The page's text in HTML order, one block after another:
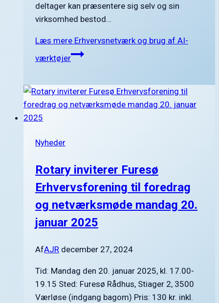
deltager kan præsentere sig selv og sin
virksomhed bestod…
Læs mere Erhvervsnetværk og brug af AI-
værktøjer
Nyheder
Rotary inviterer Furesø
Erhvervsforening til foredrag
og netværksmøde mandag 20.
januar 2025
AfAJR december 27, 2024
Tid: Mandag den 20. januar 2025, kl. 17.00-
19.15 Sted: Furesø Rådhus, Stiager 2, 3500
Værløse (indgang bagom) Pris: 130 kr. inkl.